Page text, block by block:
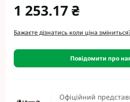
Офіційний
1 253.17 ₴
Бажаєте дізнатись коли ціна
Повідомити про